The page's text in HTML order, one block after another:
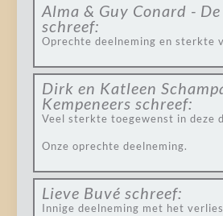
Alma & Guy Conard -
schreef:
Oprechte deelneming en sterkte
Dirk en Katleen
Kempeneers schreef:
Veel sterkte toegewenst in deze
Onze oprechte deelneming.
Lieve Buvé schreef:
Innige deelneming met het